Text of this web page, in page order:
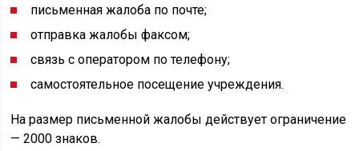
письменная жалоба по почте;
отправка жалобы факсом;
связь с оператором по телефону;
самостоятельное посещение учреждения.
На размер письменной жалобы действует ограничение
— 2000 знаков.